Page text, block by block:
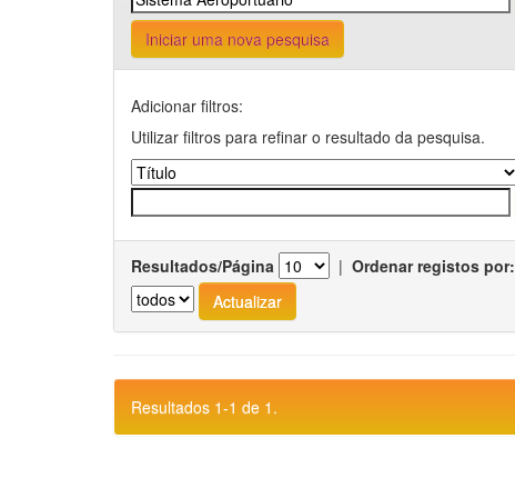
Iniciar uma nova pesquisa
Adicionar filtros:
Utilizar filtros para refinar o resultado da pesquisa.
Resultados/Página | Ordenar registos por:
Resultados 1-1 de 1.